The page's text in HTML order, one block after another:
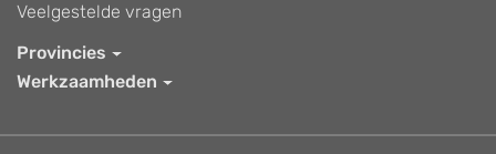
Veelgestelde vragen
Provincies
Werkzaamheden